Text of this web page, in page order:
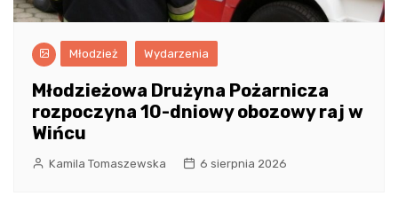
Młodzież Wydarzenia
Młodzieżowa Drużyna Pożarnicza
rozpoczyna 10-dniowy obozowy raj w
Wińcu
Kamila Tomaszewska 6 sierpnia 2026